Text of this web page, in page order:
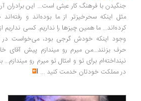
جنگیدن با فرهنگ کار عبثی است... این برادران
مثل اینکه سحرخیزتر از ما بوده‌اند و
کرده‌اند... ما همین چیزها را نداریم. کسی نداریم از
وجود اینکه خودش گرجی بود، می‌خواست در
حرف بزنند...من میرم رو میندازم پیش آقای
نینداخته‌ام برای تو و امثال تو میرم رو
در مملکت خودتان خدمت کنید ...